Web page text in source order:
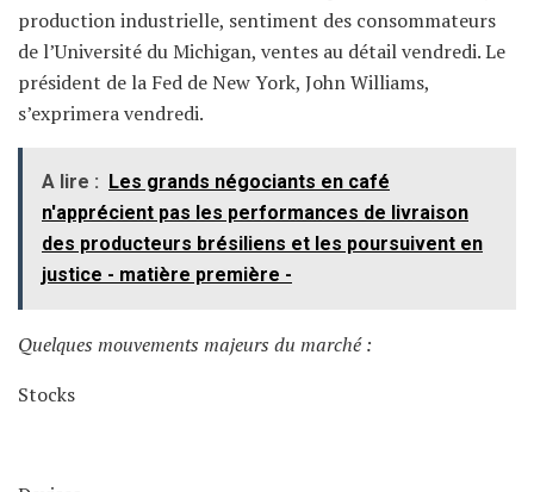
production industrielle, sentiment des consommateurs
de l’Université du Michigan, ventes au détail vendredi. Le
président de la Fed de New York, John Williams,
s’exprimera vendredi.
A lire :
Les grands négociants en café
n'apprécient pas les performances de livraison
des producteurs brésiliens et les poursuivent en
justice - matière première -
Quelques mouvements majeurs du marché :
Stocks